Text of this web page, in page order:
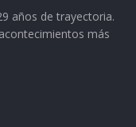
años de trayectoria.
más